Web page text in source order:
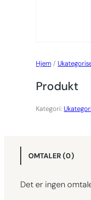
Hjem /
Produkt
Kategori:
OMTALER (0)
Det er ingen